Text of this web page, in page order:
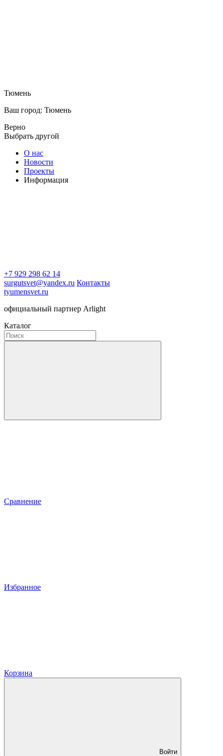
Тюмень
Ваш город: Тюмень
Верно
Выбрать другой
О нас
Новости
Проекты
Информация
+7 929 298 62 14
surgutsvet@yandex.ru Контакты
tyumensvet.ru
официальный партнер Arlight
Каталог
Сравнение
Избранное
Корзина
Войти